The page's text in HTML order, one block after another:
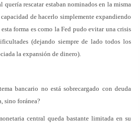
quería rescatar estaban nominados en la misma
de hacerlo simplemente expandiendo
forma es como la Fed pudo evitar una crisis
(dejando siempre de lado todos los
la expansión de dinero).
bancario no está sobrecargado con deuda
sino foránea?
central queda bastante limitada en su